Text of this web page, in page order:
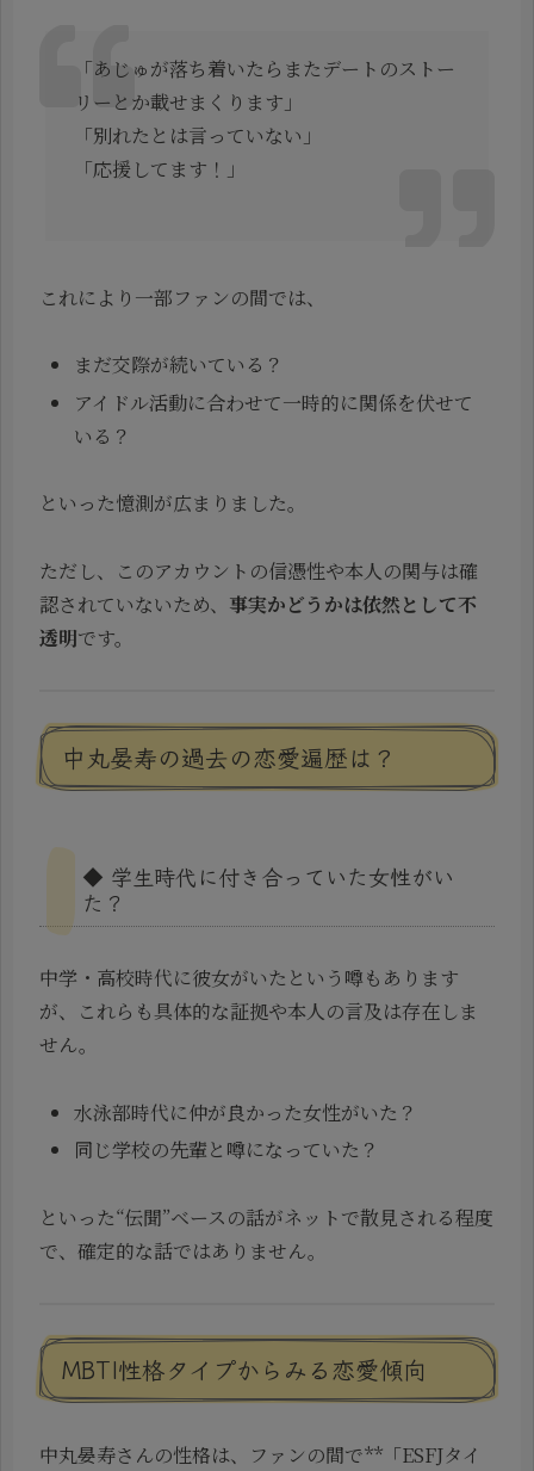
「あじゅが落ち着いたらまたデートのストー
リーとか載せまくります」
「別れたとは言っていない」
「応援してます！」
これにより一部ファンの間では、
まだ交際が続いている？
アイドル活動に合わせて一時的に関係を伏せて
いる？
といった憶測が広まりました。
ただし、このアカウントの信憑性や本人の関与は確
認されていないため、 事実かどうかは依然として不
透明です。
中丸晏寿の過去の恋愛遍歴は？
◆ 学生時代に付き合っていた女性がい
た？
中学・高校時代に彼女がいたという噂もあります
が、これらも具体的な証拠や本人の言及は存在しま
せん。
水泳部時代に仲が良かった女性がいた？
同じ学校の先輩と噂になっていた？
といった“伝聞”ベースの話がネットで散見される程度
で、確定的な話ではありません。
MBTI性格タイプからみる恋愛傾向
中丸晏寿さんの性格は、ファンの間で**「ESFJタイ